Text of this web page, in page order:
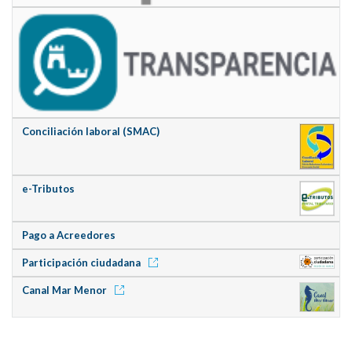
Conciliación laboral (SMAC)
e-Tributos
Pago a Acreedores
Participación ciudadana
Canal Mar Menor